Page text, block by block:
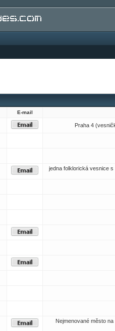
E-mail
Praha 4
jedna folklorická vesnice
Nejmenované město